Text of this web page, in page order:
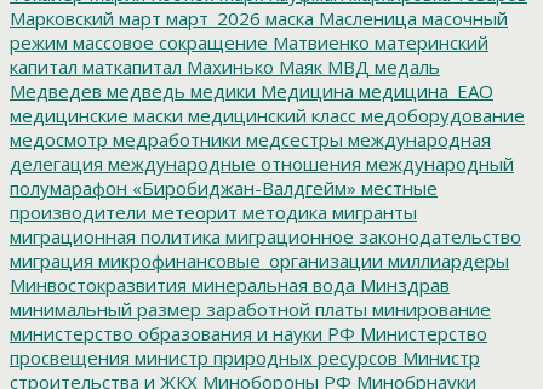
Марковский март март_2026 маска Масленица масочный
режим массовое сокращение Матвиенко материнский
капитал маткапитал Махинько Маяк МВД медаль
Медведев медведь медики Медицина медицина_ЕАО
медицинские маски медицинский класс медоборудование
медосмотр медработники медсестры международная
делегация международные отношения международный
полумарафон «Биробиджан-Валдгейм» местные
производители метеорит методика мигранты
миграционная политика миграционное законодательство
миграция микрофинансовые_организации миллиардеры
Минвостокразвития минеральная вода Минздрав
минимальный размер заработной платы минирование
министерство образования и науки РФ Министерство
просвещения министр природных ресурсов Министр
строительства и ЖКХ Минобороны РФ Минобрнауки